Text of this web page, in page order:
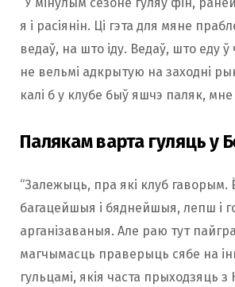
я і расіянін. Ці гэта для мяне
ведаў, на што іду. Ведаў, што еду ў
не вельмі адкрытую на заходні
калі б у клубе быў яшчэ паляк,
Палякам варта гуляць у
“Залежыць, пра які клуб гаворым.
багацейшыя і бяднейшыя, лепш і
арганізаваныя. Але раю тут
магчымасць праверыць сябе на
гульцамі, якія часта прыходзяць